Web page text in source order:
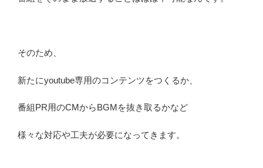
そのため、
新たにyoutube専用のコンテンツをつくるか、
番組PR用のCMからBGMを抜き取るかなど
様々な対応や工夫が必要になってきます。